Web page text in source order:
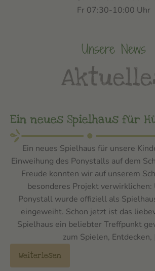
Fr 07:30-10:00 Uhr
Unsere News
Ein neues Spielhaus für
Ein neues Spielhaus für unsere
Einweihung des Ponystalls auf dem
Freude konnten wir auf unserem
besonderes Projekt verwirklichen:
Ponystall wurde offiziell als
eingeweiht. Schon jetzt ist das
Spielhaus ein beliebter Treffpunkt
zum Spielen, Entdecken,
Weiterlesen